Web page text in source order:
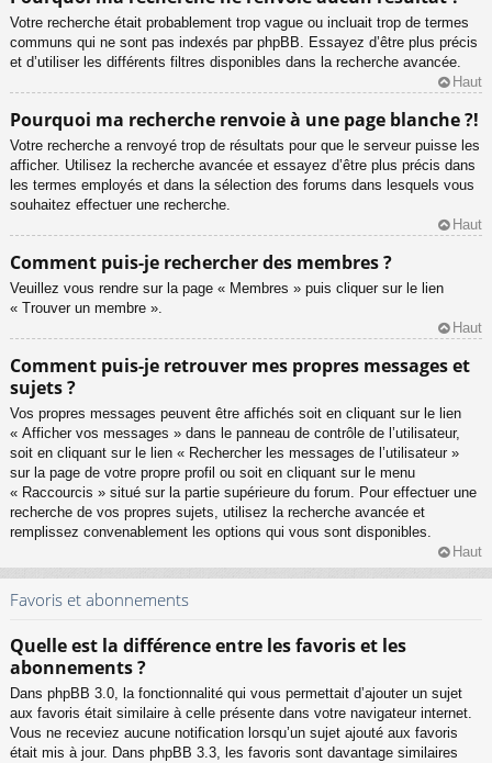
Votre recherche était probablement trop vague ou incluait trop de termes
communs qui ne sont pas indexés par phpBB. Essayez d’être plus précis
et d’utiliser les différents filtres disponibles dans la recherche avancée.
Haut
Pourquoi ma recherche renvoie à une page blanche ?!
Votre recherche a renvoyé trop de résultats pour que le serveur puisse les
afficher. Utilisez la recherche avancée et essayez d’être plus précis dans
les termes employés et dans la sélection des forums dans lesquels vous
souhaitez effectuer une recherche.
Haut
Comment puis-je rechercher des membres ?
Veuillez vous rendre sur la page « Membres » puis cliquer sur le lien
« Trouver un membre ».
Haut
Comment puis-je retrouver mes propres messages et
sujets ?
Vos propres messages peuvent être affichés soit en cliquant sur le lien
« Afficher vos messages » dans le panneau de contrôle de l’utilisateur,
soit en cliquant sur le lien « Rechercher les messages de l’utilisateur »
sur la page de votre propre profil ou soit en cliquant sur le menu
« Raccourcis » situé sur la partie supérieure du forum. Pour effectuer une
recherche de vos propres sujets, utilisez la recherche avancée et
remplissez convenablement les options qui vous sont disponibles.
Haut
Favoris et abonnements
Quelle est la différence entre les favoris et les
abonnements ?
Dans phpBB 3.0, la fonctionnalité qui vous permettait d’ajouter un sujet
aux favoris était similaire à celle présente dans votre navigateur internet.
Vous ne receviez aucune notification lorsqu’un sujet ajouté aux favoris
était mis à jour. Dans phpBB 3.3, les favoris sont davantage similaires